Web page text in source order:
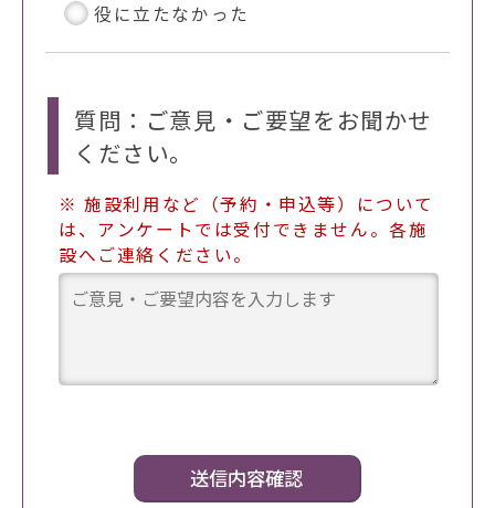
役に立たなかった
質問：ご意見・ご要望をお聞かせ
ください。
※ 施設利用など（予約・申込等）について
は、アンケートでは受付できません。各施
設へご連絡ください。